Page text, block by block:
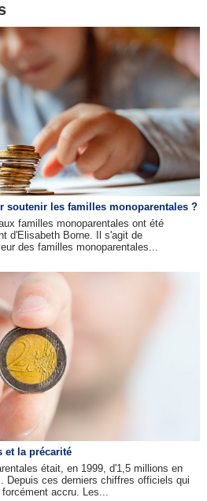
soutenir les familles monoparentales ?
familles monoparentales ont été
d'Elisabeth Borne. Il s'agit de
des familles monoparentales...
et la précarité
était, en 1999, d'1,5 millions en
Depuis ces derniers chiffres officiels qui
accru. Les...